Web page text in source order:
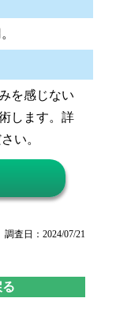
を感じない
します。詳
い。
調査日：2024/07/21